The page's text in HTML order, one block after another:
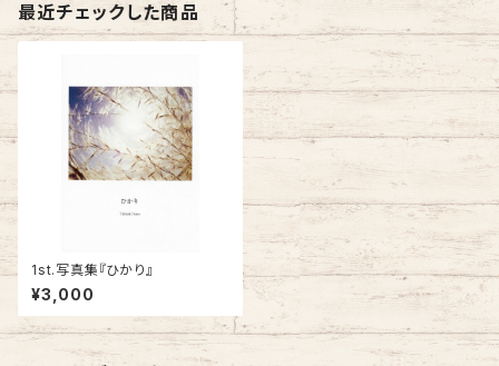
最近チェックした商品
1st.写真集『ひかり』
¥3,000